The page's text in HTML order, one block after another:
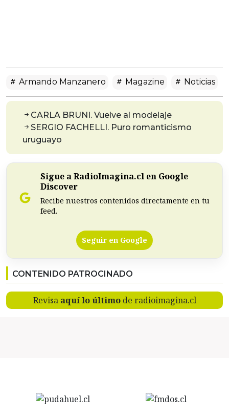
Armando Manzanero Magazine Noticias
CARLA BRUNI. Vuelve al modelaje
SERGIO FACHELLI. Puro romanticismo
uruguayo
Sigue a RadioImagina.cl en Google
Discover
Recibe nuestros contenidos directamente en tu
feed.
Seguir en Google
CONTENIDO PATROCINADO
Revisa aquí lo últimode radioimagina.cl